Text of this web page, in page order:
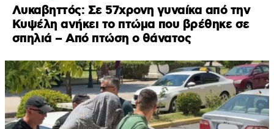
Λυκαβηττός: Σε 57χρονη γυναίκα από την
Κυψέλη ανήκει το πτώμα που βρέθηκε σε
σπηλιά – Από πτώση ο θάνατος